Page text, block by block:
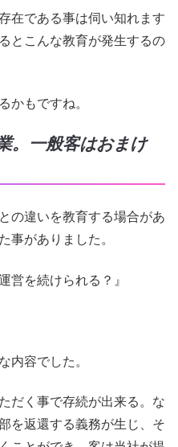
在である事は伺い知れます
とこんな教育が発生するの
かもですね。
。一般客はおまけ
の違いを教育する場合があ
事がありました。
営を続けられる？』
内容でした。
だく事で存続が出来る。な
を返還する義務が生じ、そ